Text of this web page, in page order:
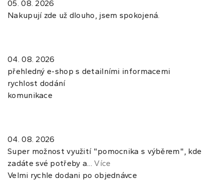
05. 08. 2026
Nakupují zde už dlouho, jsem spokojená.
04. 08. 2026
přehledný e-shop s detailními informacemi
rychlost dodání
komunikace
04. 08. 2026
Super možnost využití "pomocnika s výběrem", kde
zadáte své potřeby a...Více
Velmi rychle dodani po objednávce